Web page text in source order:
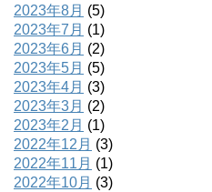
2023年8月 (5)
2023年7月 (1)
2023年6月 (2)
2023年5月 (5)
2023年4月 (3)
2023年3月 (2)
2023年2月 (1)
2022年12月 (3)
2022年11月 (1)
2022年10月 (3)